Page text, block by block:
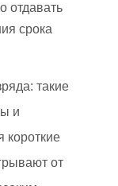
отдавать
срока
такие
и
короткие
от